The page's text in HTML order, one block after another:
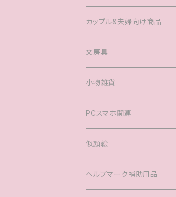
Tシャツ
キャップ
ヘアアクセサリー
バック
キッズTシャツ
カップル&夫婦向け商品
マグカップル®️
婚姻届
文房具
小物雑貨
PCスマホ関連
似顔絵
ヘルプマーク補助用品